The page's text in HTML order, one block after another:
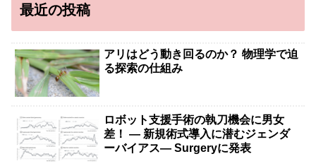
最近の投稿
アリはどう動き回るのか？ 物理学で迫
る探索の仕組み
ロボット支援手術の執刀機会に男女
差！ — 新規術式導入に潜むジェンダ
ーバイアス— Surgeryに発表